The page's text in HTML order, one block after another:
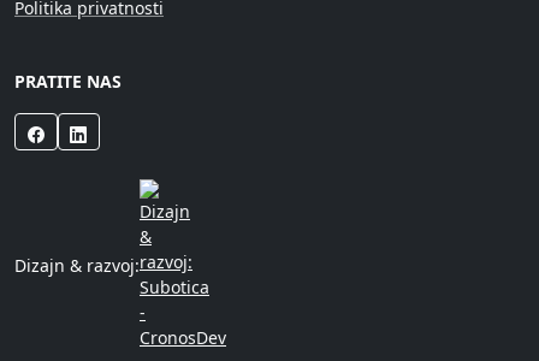
Politika privatnosti
PRATITE NAS
Dizajn & razvoj: